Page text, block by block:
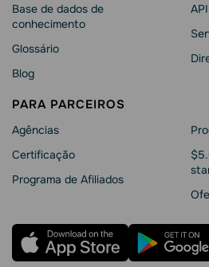
Base de dados de
conhecimento
Glossário
Blog
API
PARA PARCEIROS
Agências
Сertificação
Programa de Afiliados